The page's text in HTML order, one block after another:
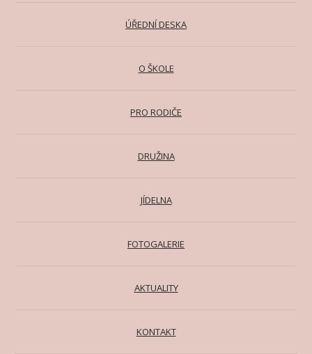
ÚŘEDNÍ DESKA
O ŠKOLE
PRO RODIČE
DRUŽINA
JÍDELNA
FOTOGALERIE
AKTUALITY
KONTAKT